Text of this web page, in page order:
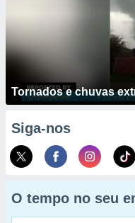
Tornados e chuvas
Siga-nos
O tempo no seu